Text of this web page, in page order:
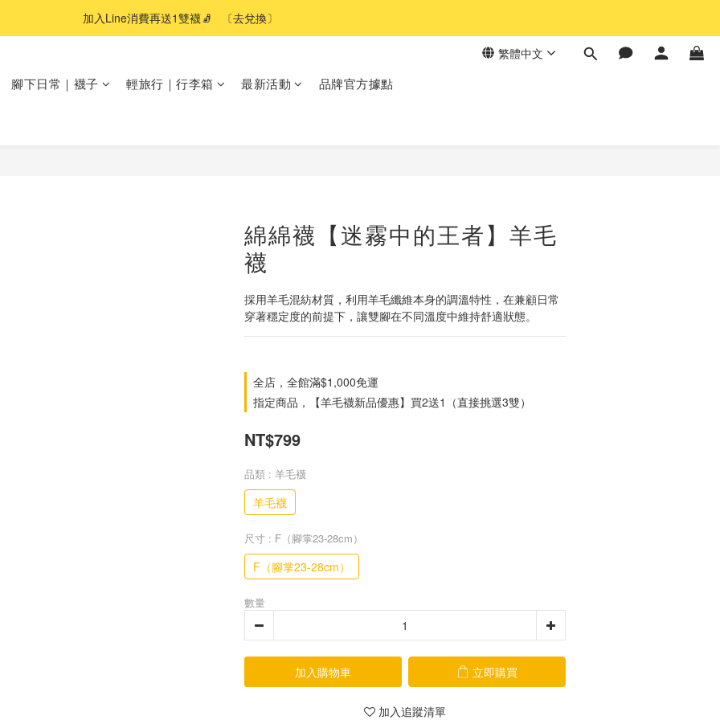
加入Line消費再送1雙襪🧦   〔去兌換〕
繁體中文
腳下日常｜襪子 輕旅行｜行李箱 最新活動 品牌官方據點
綿綿襪【迷霧中的王者】羊毛
襪
採用羊毛混紡材質，利用羊毛纖維本身的調溫特性，在兼顧日常
穿著穩定度的前提下，讓雙腳在不同溫度中維持舒適狀態。
全店，全館滿$1,000免運
指定商品，【羊毛襪新品優惠】買2送1（直接挑選3雙）
NT$799
品類 : 羊毛襪
羊毛襪
尺寸 : F（腳掌23-28cm）
F（腳掌23-28cm）
數量
加入購物車 立即購買
加入追蹤清單